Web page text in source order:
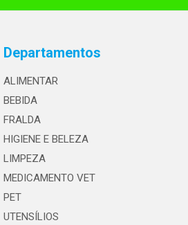
Departamentos
ALIMENTAR
BEBIDA
FRALDA
HIGIENE E BELEZA
LIMPEZA
MEDICAMENTO VET
PET
UTENSÍLIOS